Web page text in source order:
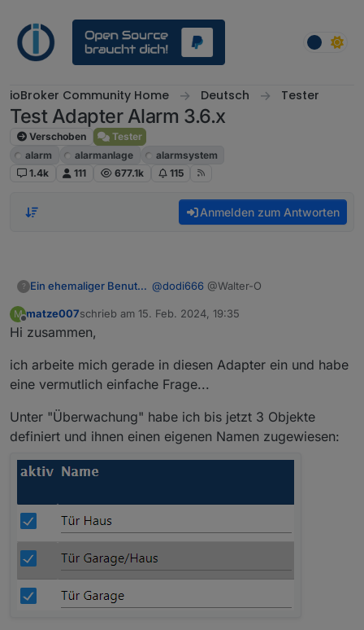
ioBroker Community Home Deutsch Tester
Test Adapter Alarm 3.6.x
Verschoben
Tester
alarm
alarmanlage
alarmsystem
1.4k
111 677.1k 115
Anmelden zum Antworten
? Ein ehemaliger Benutzer @dodi666 @Walter-O
genau, die Besonderheiten merkt
Tag leer ist.. :-) und dann die Anlage
scharf ist..
drin..
Im grossen und ganzen mehrere
Dinge, die ich pruefe, einmal den
Standort, das Smartphone, die Uhr,
den G-Tag (und diesen mit 15 ESP's
im Haus und Grundstueck verteilt).
M matze007schrieb am 15. Feb. 2024, 19:35
zuletzt editiert von
Hi zusammen,
ich arbeite mich gerade in diesen Adapter ein und habe
eine vermutlich einfache Frage...
Unter "Überwachung" habe ich bis jetzt 3 Objekte
definiert und ihnen einen eigenen Namen zugewiesen: